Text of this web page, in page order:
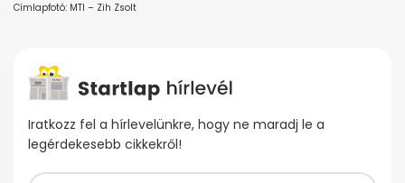
Címlapfotó: MTI – Zih Zsolt
Iratkozz fel a hírlevelünkre, hogy ne maradj le a
legérdekesebb cikkekről!